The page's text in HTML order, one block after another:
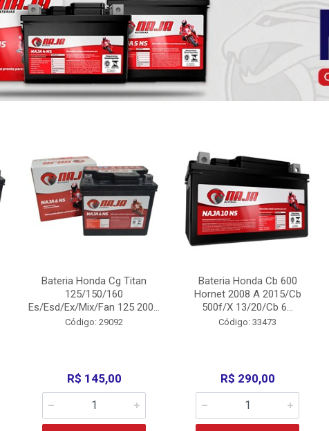
Bateria Honda Cg Titan
125/150/160
Es/Esd/Ex/Mix/Fan 125 200...
Código: 29092
R$ 145,00
Bateria Honda Cb 600
Hornet 2008 A 2015/Cb
500f/X 13/20/Cb 6...
Código: 33473
R$ 290,00